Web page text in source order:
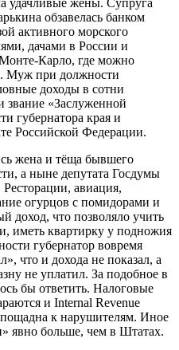
обзавелась банком
активного морского
дачами в России и
Карло, где можно
Муж при должности
доходы в сотни
звание «Заслуженной
губернатора края и
Российской Федерации.
жена и тёща бывшего
а ныне депутата Госдумы
авиация,
огурцов с помидорами и
доход, что позволяло учить
иметь квартирку у подножия
губернатор вовремя
что и дохода не показал, а
не уплатил. За подобное в
бы ответить. Налоговые
и Internal Revenue
к нарушителям. Иное
явно больше, чем в Штатах.